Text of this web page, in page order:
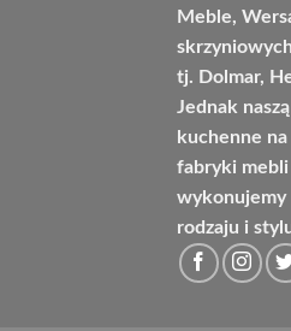
Meble,
tj. Dolmar,
Jednak
kuchenne
fabryki mebli
wykonujemy
rodzaju i